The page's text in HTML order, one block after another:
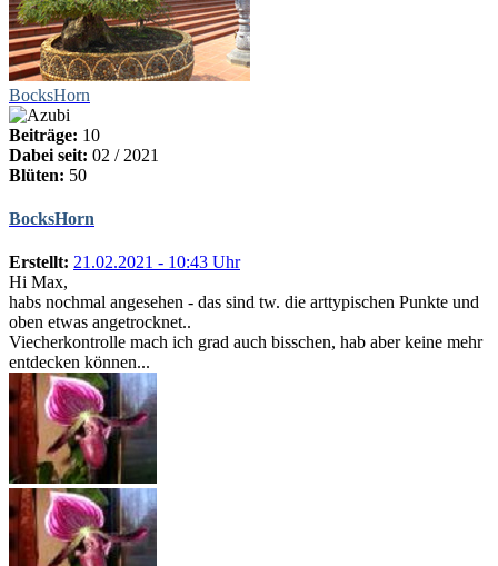
BocksHorn
Beiträge: 10
Dabei seit: 02 / 2021
Blüten: 50
BocksHorn
Erstellt: 21.02.2021 - 10:43 Uhr
Hi Max,
habs nochmal angesehen - das sind tw. die arttypischen Punkte und
oben etwas angetrocknet..
Viecherkontrolle mach ich grad auch bisschen, hab aber keine mehr
entdecken können...